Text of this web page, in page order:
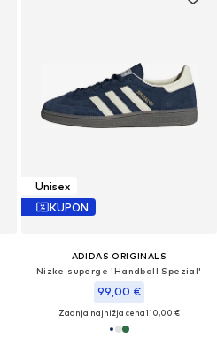
Unisex
KUPON
ADIDAS ORIGINALS
Nizke superge 'Handball Spezial'
99,00 €
Zadnja najnižja cena110,00 €